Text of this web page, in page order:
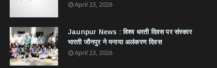
April 23, 2026
Jaunpur News : विश्व धरती दिवस पर संस्कार
भारती जौनपुर ने मनाया अलंकरण दिवस
April 23, 2026